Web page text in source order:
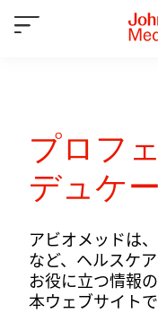
プロフ
デュケ
アビオメッドは
など、ヘルスケ
お役に立つ情報
本ウェブサイト